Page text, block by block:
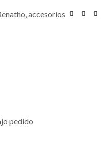
accesorios
pedido